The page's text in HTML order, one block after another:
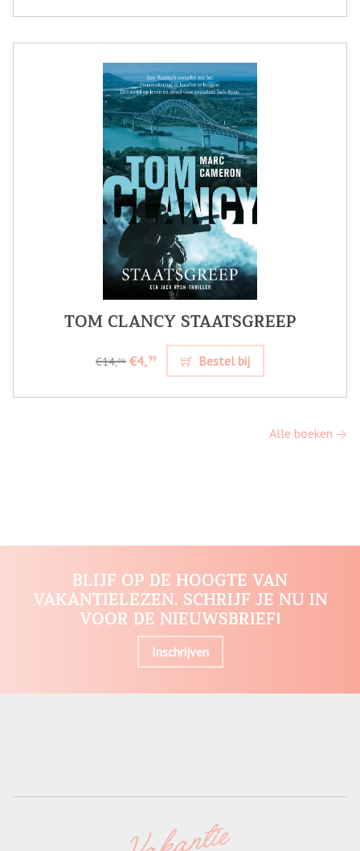
TOM CLANCY STAATSGREEP
€14,99 €4,99 Bestel bij
Alle boeken
BLIJF OP DE HOOGTE VAN
VAKANTIELEZEN. SCHRIJF JE NU IN
VOOR DE NIEUWSBRIEF!
Inschrijven